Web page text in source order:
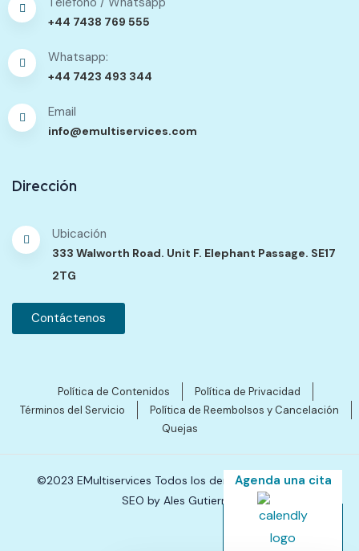
+44 7438 769 555
Whatsapp:
+44 7423 493 344
Email
info@emultiservices.com
Dirección
Ubicación
333 Walworth Road. Unit F. Elephant Passage. SE17
2TG
Contáctenos
Política de Contenidos
Política de Privacidad
Términos del Servicio
Política de Reembolsos y Cancelación
Quejas
©2023 EMultiservices Todos los derechos reservados.
SEO by Ales Gutierres
Agenda una cita